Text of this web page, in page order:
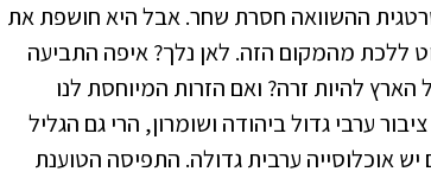
ההשוואה חסרת שחר. אבל היא חושפת את
ללכת מהמקום הזה. לאן נלך? איפה התביעה
להיות זרה? ואם הזרות המיוחסת לנו
ערבי גדול ביהודה ושומרון, הרי גם הגליל
אוכלוסייה ערבית גדולה. התפיסה הטוענת